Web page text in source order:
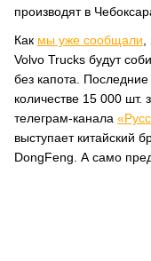
производят в
Как мы уже сообщали
Volvo Trucks будут
без капота.
количестве 15 000 шт.
телеграм-канала
выступает китайский
DongFeng. А само